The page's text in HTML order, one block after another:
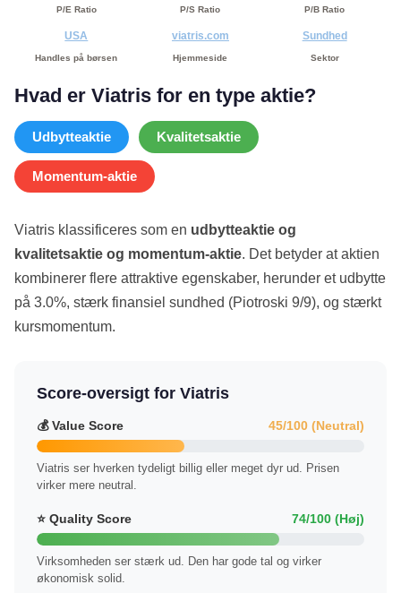
P/E Ratio P/S Ratio P/B Ratio
USA
Handles på børsen
viatris.com
Hjemmeside
Sundhed
Sektor
Hvad er Viatris for en type aktie?
Udbytteaktie Kvalitetsaktie
Momentum-aktie
Viatris klassificeres som en udbytteaktie og
kvalitetsaktie og momentum-aktie. Det betyder at aktien
kombinerer flere attraktive egenskaber, herunder et udbytte
på 3.0%, stærk finansiel sundhed (Piotroski 9/9), og stærkt
kursmomentum.
Score-oversigt for Viatris
💰 Value Score 45/100 (Neutral)
Viatris ser hverken tydeligt billig eller meget dyr ud. Prisen
virker mere neutral.
⭐ Quality Score 74/100 (Høj)
Virksomheden ser stærk ud. Den har gode tal og virker
økonomisk solid.